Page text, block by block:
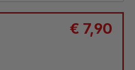
€ 7,90